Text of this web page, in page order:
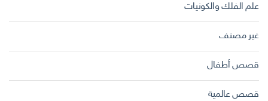
علم الفلك والكونيات
غير مصنف
قصص أطفال
قصص عالمية